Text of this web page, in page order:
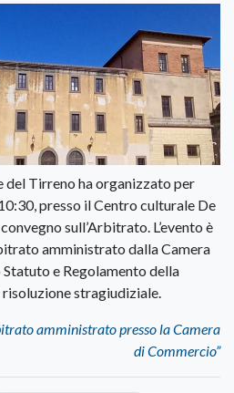
del Tirreno ha organizzato per
presso il Centro culturale De
sull’Arbitrato. L’evento è
amministrato dalla Camera
e Regolamento della
stragiudiziale.
amministrato presso la Camera
di Commercio”